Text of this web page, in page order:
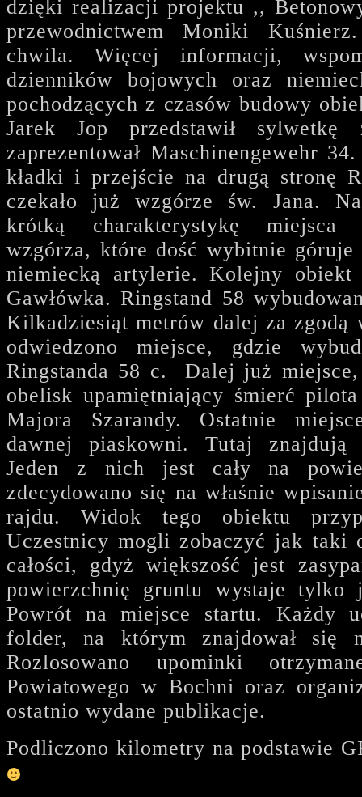
dzięki realizacji projektu ,,
przewodnictwem Moniki
chwila. Więcej informacji,
dzienników bojowych oraz
pochodzących z czasów budowy
Jarek Jop przedstawił
zaprezentował Maschinengewehr
kładki i przejście na drugą stronę
czekało już wzgórze św. Jana.
krótką charakterystykę miejsca
wzgórza, które dość wybitnie
niemiecką artylerie. Kolejny
Gawłówka. Ringstand 58
Kilkadziesiąt metrów dalej za zgodą
odwiedzono miejsce, gdzie
Ringstanda 58 c. Dalej już miejsce,
obelisk upamiętniający śmierć
Majora Szarandy. Ostatnie
dawnej piaskowni. Tutaj
Jeden z nich jest cały na
zdecydowano się na właśnie
rajdu. Widok tego obiektu
Uczestnicy mogli zobaczyć jak taki
całości, gdyż większość jest
powierzchnię gruntu wystaje tylko
Powrót na miejsce startu. Każdy
folder, na którym znajdował się
Rozlosowano upominki
Powiatowego w Bochni oraz
ostatnio wydane publikacje.
Podliczono kilometry na podstawie